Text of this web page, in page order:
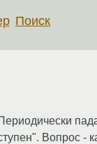
Поиск
Вопрос -